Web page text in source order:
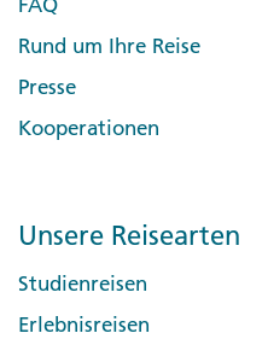
FAQ
Rund um Ihre Reise
Presse
Kooperationen
Unsere Reisearten
Studienreisen
Erlebnisreisen